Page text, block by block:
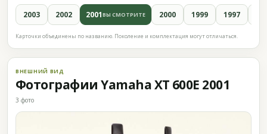
2003 2002 2001ВЫ СМОТРИТЕ 2000 1999 1997
Карточки объединены по названию. Поколение и комплектация могут отличаться.
ВНЕШНИЙ ВИД
Фотографии Yamaha XT 600E 2001
3 фото